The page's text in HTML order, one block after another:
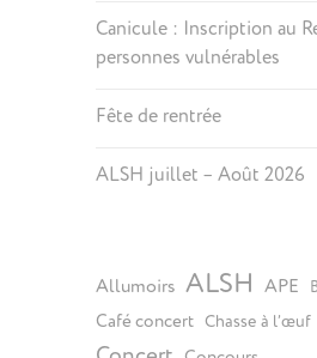
Canicule : Inscription au
personnes vulnérables
Fête de rentrée
ALSH juillet – Août 2026
Allumoirs ALSH APE
Café concert Chasse à l’œuf